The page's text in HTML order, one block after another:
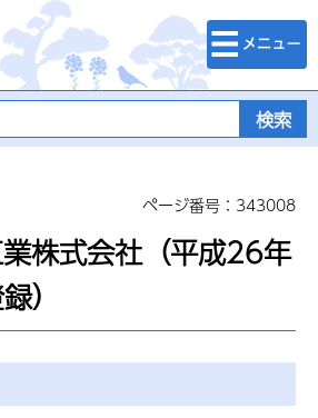
千葉県
検索・メニュ
ー
ページ番号：343008
株式会社（平成26年
）